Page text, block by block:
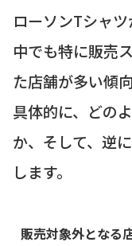
ローソンTシャ
中でも特に販売
た店舗が多い傾
具体的に、どの
か、そして、逆
します。
販売対象外となる